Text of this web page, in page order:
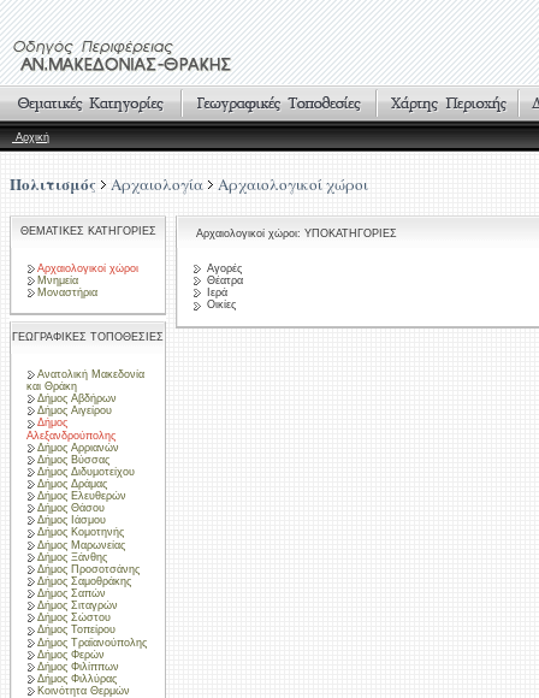
Αρχική
Πολιτισμός Αρχαιολογία Αρχαιολογικοί χώροι
ΘΕΜΑΤΙΚΕΣ ΚΑΤΗΓΟΡΙΕΣ
Αρχαιολογικοί χώροι
Μνημεία
Μοναστήρια
ΓΕΩΓΡΑΦΙΚΕΣ ΤΟΠΟΘΕΣΙΕΣ
Ανατολική Μακεδονία
και Θράκη
Δήμος Αβδήρων
Δήμος Αιγείρου
Δήμος
Αλεξανδρούπολης
Δήμος Αρριανών
Δήμος Βύσσας
Δήμος Διδυμοτείχου
Δήμος Δράμας
Δήμος Ελευθερών
Δήμος Θάσου
Δήμος Ιάσμου
Δήμος Κομοτηνής
Δήμος Μαρωνείας
Δήμος Ξάνθης
Δήμος Προσοτσάνης
Δήμος Σαμοθράκης
Δήμος Σαπών
Δήμος Σιταγρών
Δήμος Σώστου
Δήμος Τοπείρου
Δήμος Τραϊανούπολης
Δήμος Φερών
Δήμος Φιλίππων
Δήμος Φιλλύρας
Κοινότητα Θερμών
Αρχαιολογικοί χώροι: ΥΠΟΚΑΤΗΓΟΡΙΕΣ
Αγορές
Θέατρα
Ιερά
Οικίες